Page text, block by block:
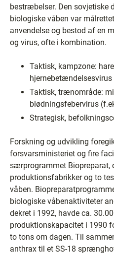
bestræbelser. Den sovjetiske
biologiske våben var
anvendelse og bestod af en
og virus, ofte i kombination.
Taktisk, kampzone:
hjernebetændelsesvirus
Taktisk, trænområde:
blødningsfebervirus
Strategisk,
Forskning og udvikling
forsvarsministeriet og fire
særprogrammet Biopreparat,
produktionsfabrikker og to
våben.
biologiske våbenaktiviteter
dekret i 1992, havde ca.
produktionskapacitet i 1990
to tons om dagen. Til
anthrax til et SS-18